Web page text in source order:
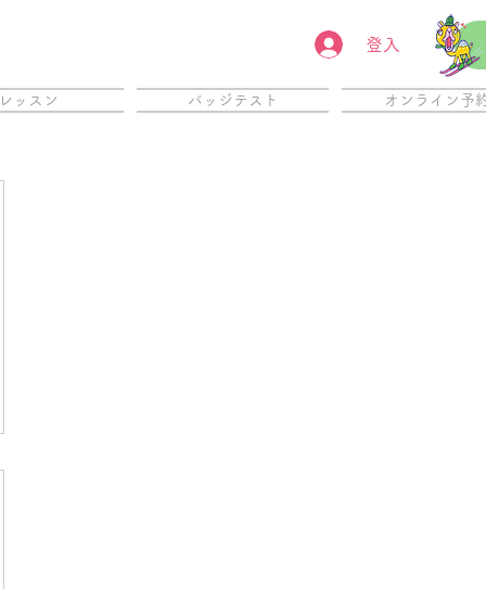
登入
ッスン バッジテスト オンライン予